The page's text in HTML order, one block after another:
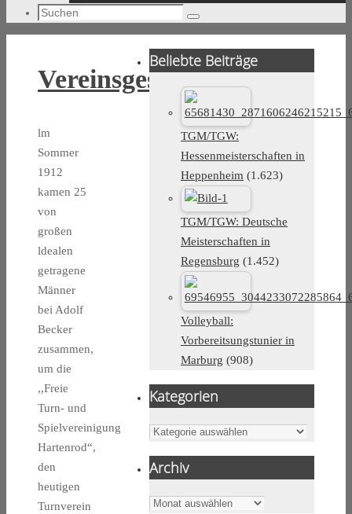
Suchen
Suchen
Vereinsgeschichte
lm
Sommer
1912
kamen 25
von
großen
ldealen
getragene
Männer
bei Adolf
Becker
zusammen,
um die
,,Freie
Turn- und
Spielvereinigung
Hartenrod“,
den
heutigen
Turnverein
Beliebte Beiträge
TGM/TGW:
Hessenmeisterschaften in
Heppenheim (1.623)
TGM/TGW: Deutsche
Meisterschaften in
Regensburg (1.452)
Volleyball:
Vorbereitsungstunier in
Marburg (908)
Kategorien
Kategorien
Archiv
Archiv